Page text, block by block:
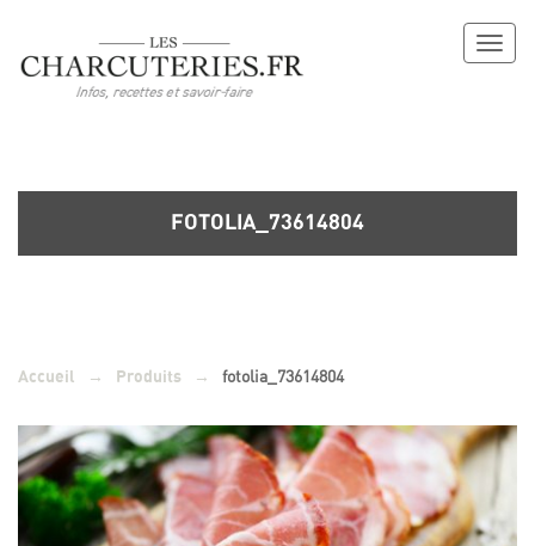
FOTOLIA_73614804
Accueil → Produits → fotolia_73614804